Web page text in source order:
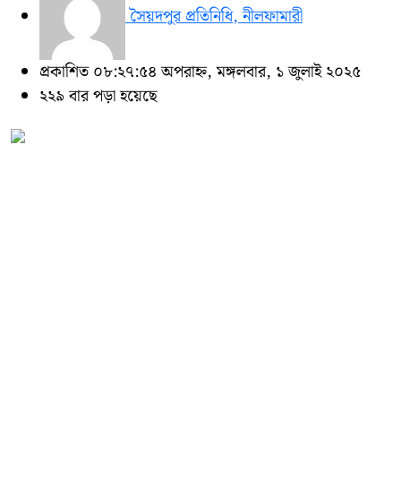
সৈয়দপুর প্রতিনিধি, নীলফামারী
প্রকাশিত ০৮:২৭:৫৪ অপরাহ্ন, মঙ্গলবার, ১ জুলাই ২০২৫
২২৯ বার পড়া হয়েছে